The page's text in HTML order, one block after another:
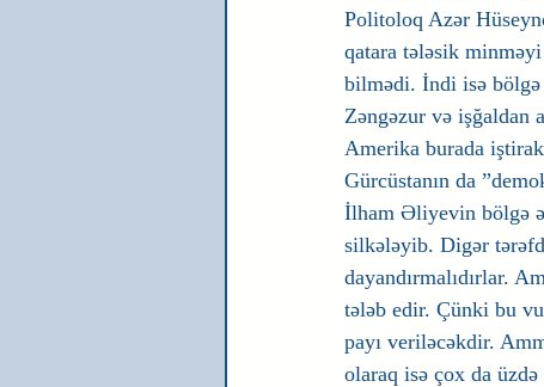
Politoloq Azər
qatara tələsik
bilmədi. İndi isə bölgə
Zəngəzur və işğaldan
Amerika burada
Gürcüstanın da
İlham Əliyevin bölgə
silkələyib. Digər
dayandırmalıdırlar.
tələb edir. Çünki bu
payı veriləcəkdir.
olaraq isə çox da